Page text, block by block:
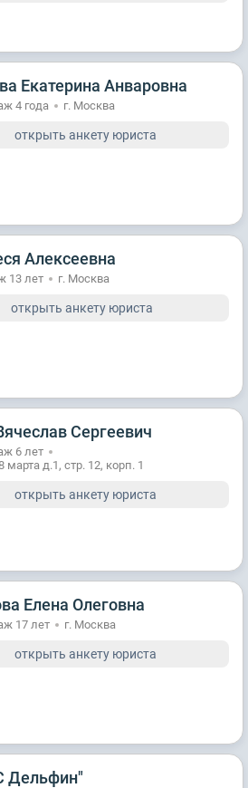
Екатерина Анваровна
4 годa г. Москва
открыть анкету юриста
Алексеевна
13 лет г. Москва
открыть анкету юриста
Сергеевич
6 лет
марта д.1, стр. 12, корп. 1
открыть анкету юриста
Елена Олеговна
17 лет г. Москва
открыть анкету юриста
Дельфин"